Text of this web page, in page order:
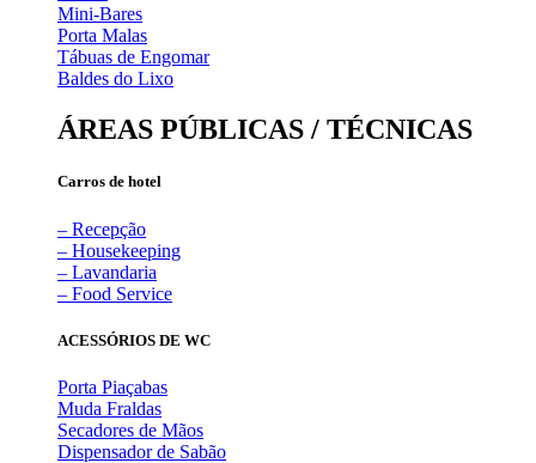
Mini-Bares
Porta Malas
Tábuas de Engomar
Baldes do Lixo
ÁREAS PÚBLICAS / TÉCNICAS
Carros de hotel
– Recepção
– Housekeeping
– Lavandaria
– Food Service
ACESSÓRIOS DE WC
Porta Piaçabas
Muda Fraldas
Secadores de Mãos
Dispensador de Sabão